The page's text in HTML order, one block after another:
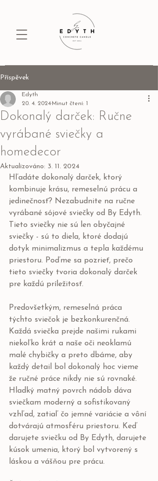
Příspěvek
Dokonalý darček: Ručne
vyrábané sviečky a
homedecor
Edyth
20. 4. 2024 Minut čtení: 1
Aktualizováno: 3. 11. 2024
Hľadáte dokonalý darček, ktorý
kombinuje krásu, remeselnú prácu a
jedinečnosť? Nezabudnite na ručne
vyrábané sójové sviečky od By Edyth.
Tieto sviečky nie sú len obyčajné
sviečky - sú to diela, ktoré dodajú
dotyk minimalizmus a tepla každému
priestoru. Poďme sa pozrieť, prečo
tieto sviečky tvoria dokonalý darček
pre každú príležitosť.
Predovšetkým, remeselná práca
týchto sviečok je bezkonkurenčná.
Každá sviečka prejde našimi rukami
niekoľko krát a naše oči neoklamú
malé chybičky a preto dbáme, aby
každý detail bol dokonalý hoc vieme
že ručné práce nikdy nie sú rovnaké.
Hladký matný povrch nádob dáva
sviečkam moderný a sofistikovaný
vzhľad, zatiaľ čo jemné variácie a vôní
dotvárajú atmosféru priestoru. Keď
darujete sviečku od By Edyth, darujete
kúsok umenia, ktorý bol vytvorený s
láskou a vášňou pre prácu.